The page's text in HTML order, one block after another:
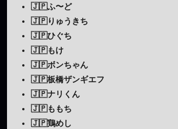
🇯🇵ふ〜ど
🇯🇵りゅうきち
🇯🇵ひぐち
🇯🇵もけ
🇯🇵ボンちゃん
🇯🇵板橋ザンギエフ
🇯🇵ナリくん
🇯🇵ももち
🇯🇵鶏めし